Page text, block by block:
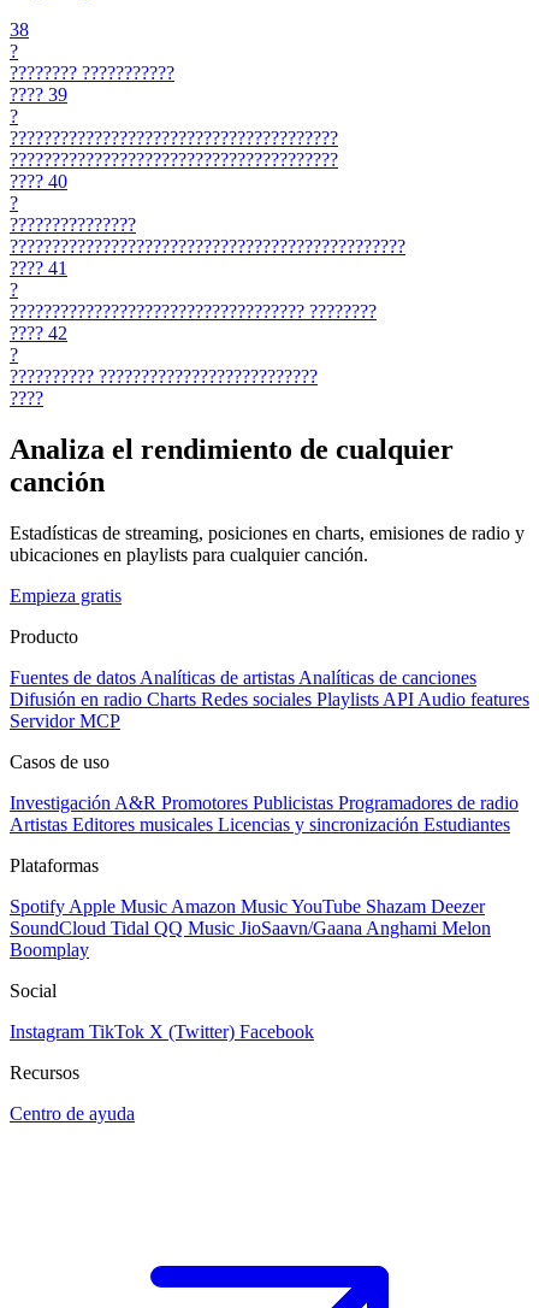
38
?
???????? ???????????
???? 39
?
???????????????????????????????????????
???????????????????????????????????????
???? 40
?
???????????????
???????????????????????????????????????????????
???? 41
?
??????????????????????????????????? ????????
???? 42
?
?????????? ??????????????????????????
????
Analiza el rendimiento de cualquier
canción
Estadísticas de streaming, posiciones en charts, emisiones de radio y
ubicaciones en playlists para cualquier canción.
Empieza gratis
Producto
Fuentes de datos Analíticas de artistas Analíticas de canciones
Difusión en radio Charts Redes sociales Playlists API Audio features
Servidor MCP
Casos de uso
Investigación A&R Promotores Publicistas Programadores de radio
Artistas Editores musicales Licencias y sincronización Estudiantes
Plataformas
Spotify Apple Music Amazon MusicYouTube Shazam Deezer
SoundCloud Tidal QQ Music JioSaavn/Gaana Anghami Melon
Boomplay
Social
Instagram TikTok X (Twitter) Facebook
Recursos
Centro de ayuda